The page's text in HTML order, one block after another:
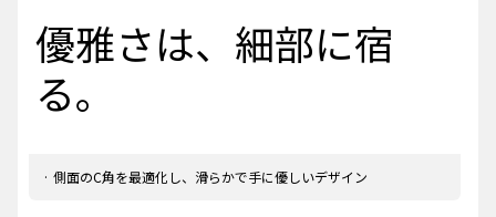
優雅さは、細部に宿
る。
· 側面のC角を最適化し、滑らかで手に優しいデザイン